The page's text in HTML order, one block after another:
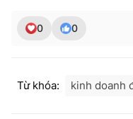
0 0
Từ khóa: kinh doanh